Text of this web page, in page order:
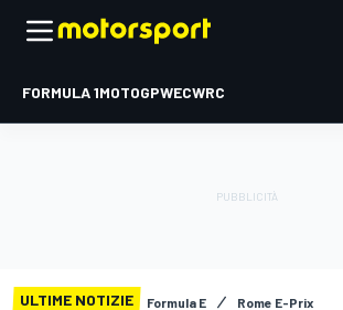
FORMULA 1MOTOGPWECWRC
ULTIME NOTIZIE Formula E Rome E-Prix